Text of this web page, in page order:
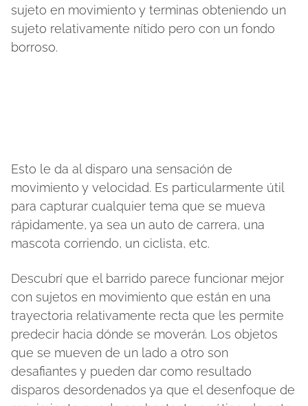
sujeto en movimiento y terminas obteniendo un
sujeto relativamente nítido pero con un fondo
borroso.
Esto le da al disparo una sensación de
movimiento y velocidad. Es particularmente útil
para capturar cualquier tema que se mueva
rápidamente, ya sea un auto de carrera, una
mascota corriendo, un ciclista, etc.
Descubrí que el barrido parece funcionar mejor
con sujetos en movimiento que están en una
trayectoria relativamente recta que les permite
predecir hacia dónde se moverán. Los objetos
que se mueven de un lado a otro son
desafiantes y pueden dar como resultado
disparos desordenados ya que el desenfoque de